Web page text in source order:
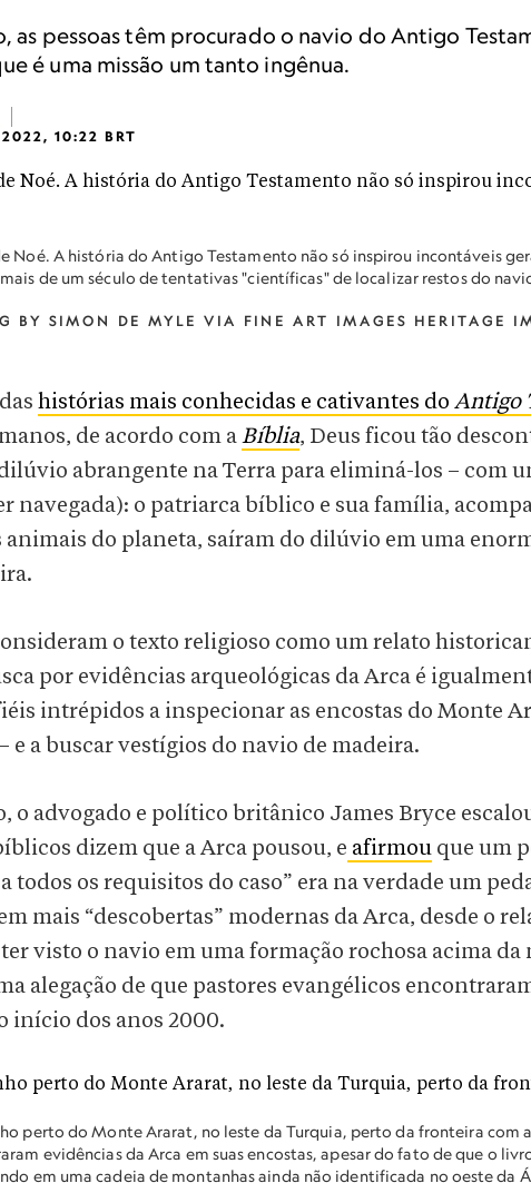
as pessoas têm procurado o navio do Antigo
é uma missão um tanto ingênua.
10:22 BRT
Noé. A história do Antigo Testamento não só inspirou incontáveis
de um século de tentativas "científicas" de localizar restos do
BY SIMON DE MYLE VIA FINE ART IMAGES HERITAGE
histórias mais conhecidas e cativantes do Antigo
de acordo com aBíblia, Deus ficou tão
abrangente na Terra para eliminá-los – com
navegada): o patriarca bíblico e sua família,
animais do planeta, saíram do dilúvio em uma
o texto religioso como um relato
por evidências arqueológicas da Arca é
intrépidos a inspecionar as encostas do Monte
e a buscar vestígios do navio de madeira.
o advogado e político britânico James Bryce
dizem que a Arca pousou, e afirmou que um
todos os requisitos do caso” era na verdade um
mais “descobertas” modernas da Arca, desde o
visto o navio em uma formação rochosa acima da
alegação de que pastores evangélicos
início dos anos 2000.
perto do Monte Ararat, no leste da Turquia, perto da fronteira com
evidências da Arca em suas encostas, apesar do fato de que o
em uma cadeia de montanhas ainda não identificada no oeste da